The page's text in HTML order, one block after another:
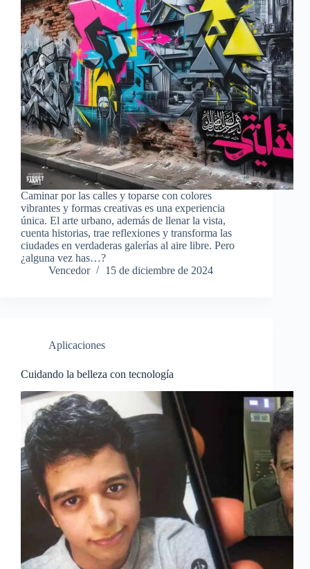
Caminar por las calles y toparse con colores
vibrantes y formas creativas es una experiencia
única. El arte urbano, además de llenar la vista,
cuenta historias, trae reflexiones y transforma las
ciudades en verdaderas galerías al aire libre. Pero
¿alguna vez has…?
Vencedor
15 de diciembre de 2024
Aplicaciones
Cuidando la belleza con tecnología